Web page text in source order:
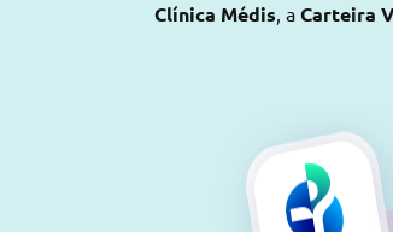
Clínica Médis, a Carteira